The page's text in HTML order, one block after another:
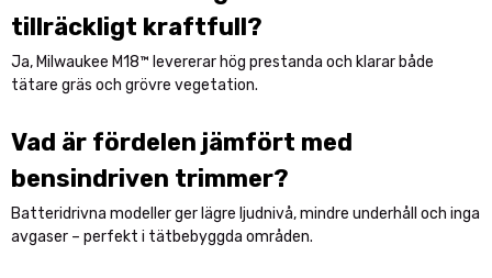
tillräckligt kraftfull?
Ja, Milwaukee M18™ levererar hög prestanda och klarar både
tätare gräs och grövre vegetation.
Vad är fördelen jämfört med
bensindriven trimmer?
Batteridrivna modeller ger lägre ljudnivå, mindre underhåll och inga
avgaser – perfekt i tätbebyggda områden.